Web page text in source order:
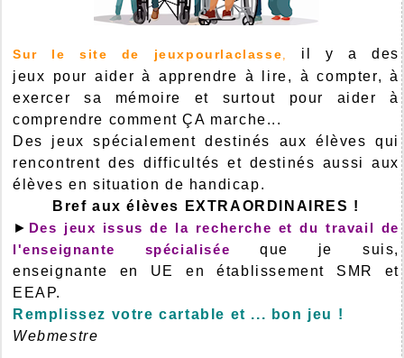
Sur le site de jeuxpourlaclasse,
il y a des
jeux pour aider à apprendre à lire, à compter, à
exercer sa mémoire et surtout pour aider à
comprendre comment ÇA marche...
Des jeux spécialement destinés aux élèves qui
rencontrent des difficultés et destinés aussi aux
élèves en situation de handicap.
Bref aux élèves EXTRAORDINAIRES !
► Des jeux issus de la recherche et du travail de
l'enseignante spécialisée que je suis,
enseignante en UE en établissement SMR et
EEAP.
Remplissez votre cartable et ... bon jeu !
Webmestre